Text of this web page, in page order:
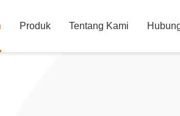
Produk Tentang Kami